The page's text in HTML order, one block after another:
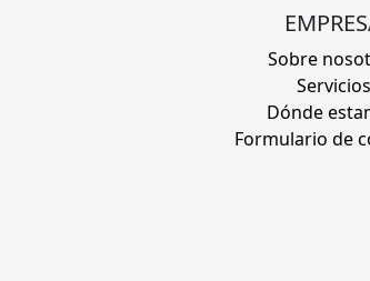
Sobre
Servicios
Dónde
Formulario de